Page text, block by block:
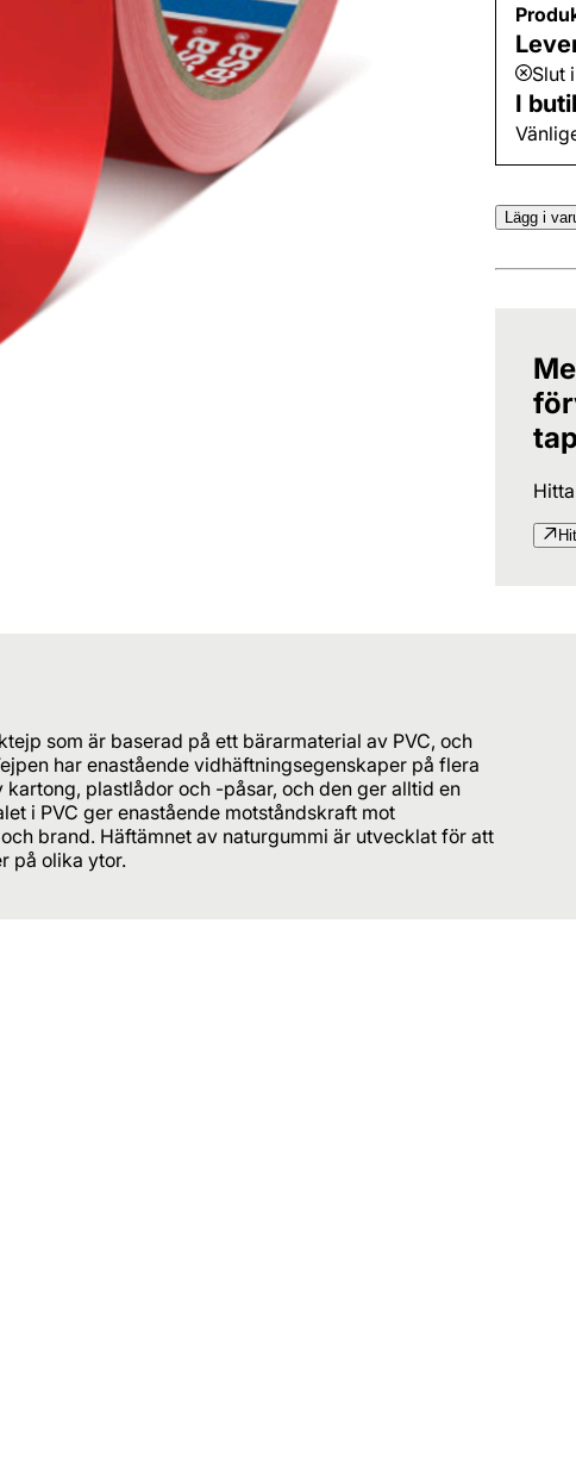
Slut
I
Lägg i
som är baserad på ett bärarmaterial av PVC, och
har enastående vidhäftningsegenskaper på flera
plastlådor och -påsar, och den ger alltid en
i PVC ger enastående motståndskraft mot
brand. Häftämnet av naturgummi är utvecklat för att
på olika ytor.